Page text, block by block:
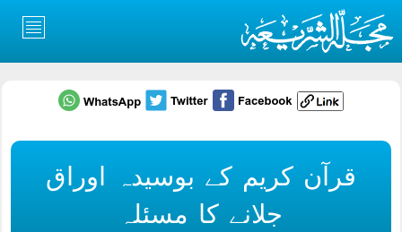
قرآن کریم کے بوسیدہ اوراق
جلانے کا مسئلہ